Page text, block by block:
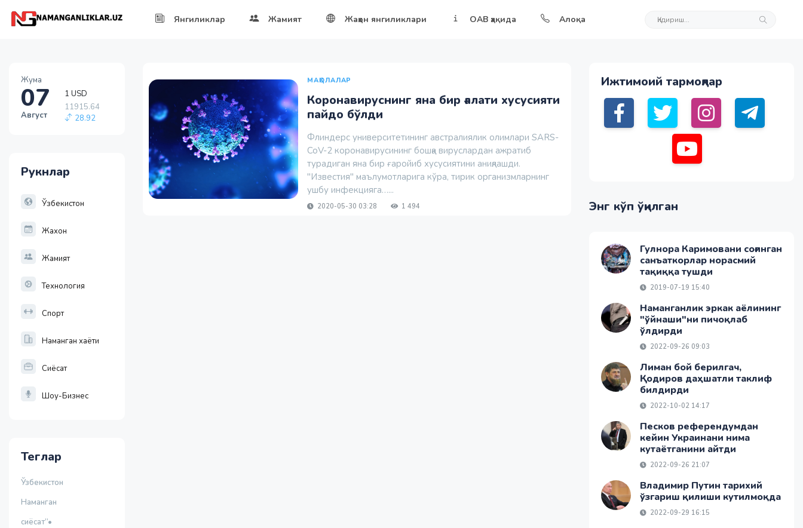
Янгиликлар Жамият Жаҳон янгиликлари ОАВ ҳақида Алоқа
Жума
07
Август
1 USD
11915.64
28.92
1 RUB
Рукнлар
Ўзбекистон
Жахон
Жамият
Технология
Спорт
Наманган хаёти
Сиёсат
Шоу-Бизнес
Теглар
Ўзбекистон
Наманган
сиёсат”•
МАҚОЛАЛАР
Коронавируснинг яна бир ғалати хусусияти
пайдо бўлди
Флиндерс университетининг австралиялик олимлари SARS-
CoV-2 коронавирусининг бошқа вируслардан ажратиб
турадиган яна бир ғаройиб хусусиятини аниқлашди.
"Известия" маълумотларига кўра, тирик организмларнинг
ушбу инфекцияга…...
2020-05-30 03:28 1 494
Ижтимоий тармоқлар
Энг кўп ўқилган
Гулнора Каримовани соғинган
санъаткорлар норасмий
тақиққа тушди
2019-07-19 15:40
Наманганлик эркак аёлининг
"ўйнаши"ни пичоқлаб
ўлдирди
2022-09-26 09:03
Лиман бой берилгач,
Қодиров даҳшатли таклиф
билдирди
2022-10-02 14:17
Песков референдумдан
кейин Украинани нима
кутаётганини айтди
2022-09-26 21:07
Владимир Путин тарихий
ўзгариш қилиши кутилмоқда
2022-09-29 16:15